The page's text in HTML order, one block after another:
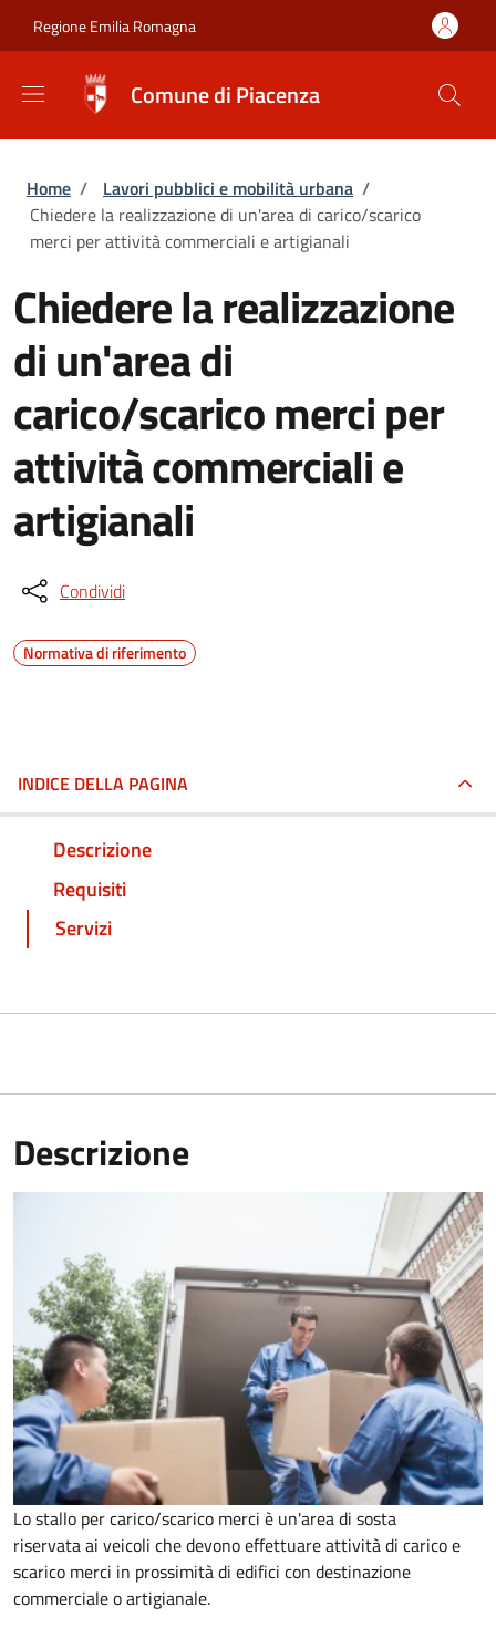
Regione Emilia Romagna
Comune di Piacenza
Briciole di pane
Home / Lavori pubblici e mobilità urbana /
Chiedere la realizzazione di un'area di carico/scarico
merci per attività commerciali e artigianali
Chiedere la realizzazione
di un'area di
carico/scarico merci per
attività commerciali e
artigianali
Condividi
Normativa di riferimento
INDICE DELLA PAGINA
Descrizione
Requisiti
Servizi
Descrizione
Lo stallo per carico/scarico merci è un'area di sosta
riservata ai veicoli che devono effettuare attività di carico e
scarico merci in prossimità di edifici con destinazione
commerciale o artigianale.